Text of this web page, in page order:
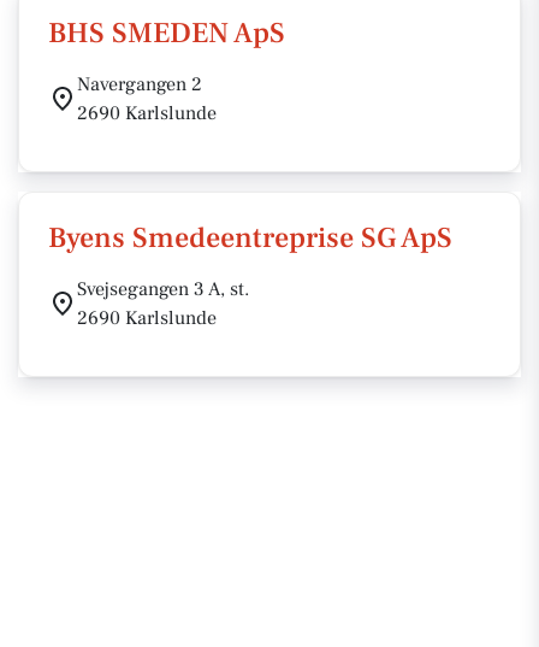
BHS SMEDEN ApS
Navergangen 2
2690 Karlslunde
Byens Smedeentreprise SG ApS
Svejsegangen 3 A, st.
2690 Karlslunde